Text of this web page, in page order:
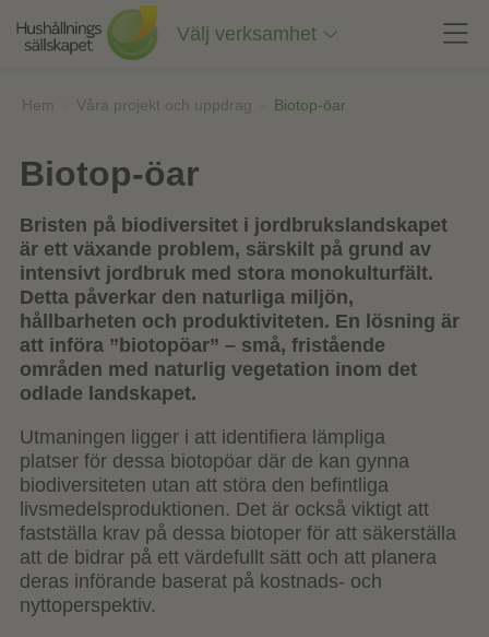
innehåll
Välj verksamhet
Hem Våra projekt och uppdrag Biotop-öar
Biotop-öar
Bristen på biodiversitet i jordbrukslandskapet
är ett växande problem, särskilt på grund av
intensivt jordbruk med stora monokulturfält.
Detta påverkar den naturliga miljön,
hållbarheten och produktiviteten. En lösning är
att införa ”biotopöar” – små, fristående
områden med naturlig vegetation inom det
odlade landskapet.
Utmaningen ligger i att identifiera lämpliga
platser för dessa biotopöar där de kan gynna
biodiversiteten utan att störa den befintliga
livsmedelsproduktionen. Det är också viktigt att
fastställa krav på dessa biotoper för att säkerställa
att de bidrar på ett värdefullt sätt och att planera
deras införande baserat på kostnads- och
nyttoperspektiv.